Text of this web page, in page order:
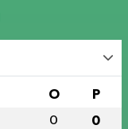
O P
0 0